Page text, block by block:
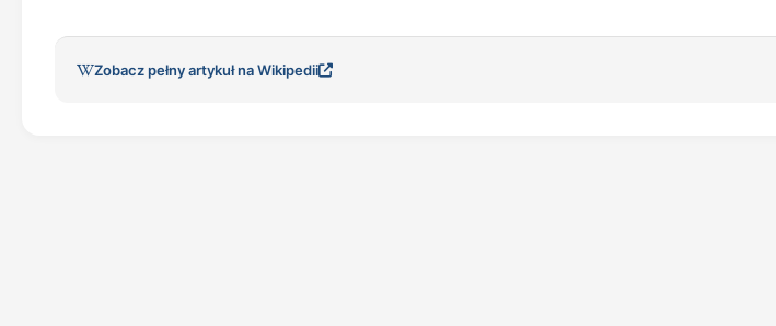
Zobacz pełny artykuł na Wikipedii